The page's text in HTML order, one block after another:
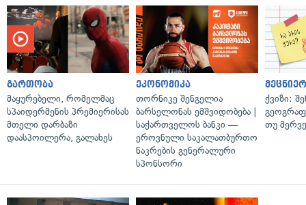
გართობა
მაყურებელი, რომელმაც
სპაიდერმენის პრემიერისას
მთელი დარბაზი
დაასპოილერა, გალახეს
ეკონომიკა
თორნიკე შენგელია
ბარსელონას ემშვიდობება |
საქართველოს ბანკი —
ეროვნული საკალათბურთო
ნაკრების გენერალური
სპონსორი
ქვიზი:
თუ